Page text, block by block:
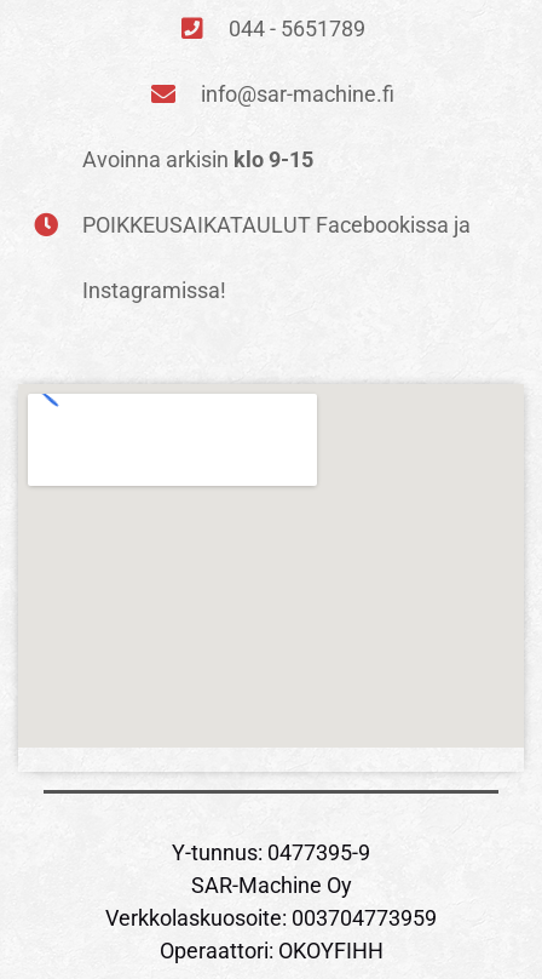
044 - 5651789
info@sar-machine.fi
Avoinna arkisin klo 9-15
POIKKEUSAIKATAULUT Facebookissa ja
Instagramissa!
Y-tunnus: 0477395-9
SAR-Machine Oy
Verkkolaskuosoite: 003704773959
Operaattori: OKOYFIHH